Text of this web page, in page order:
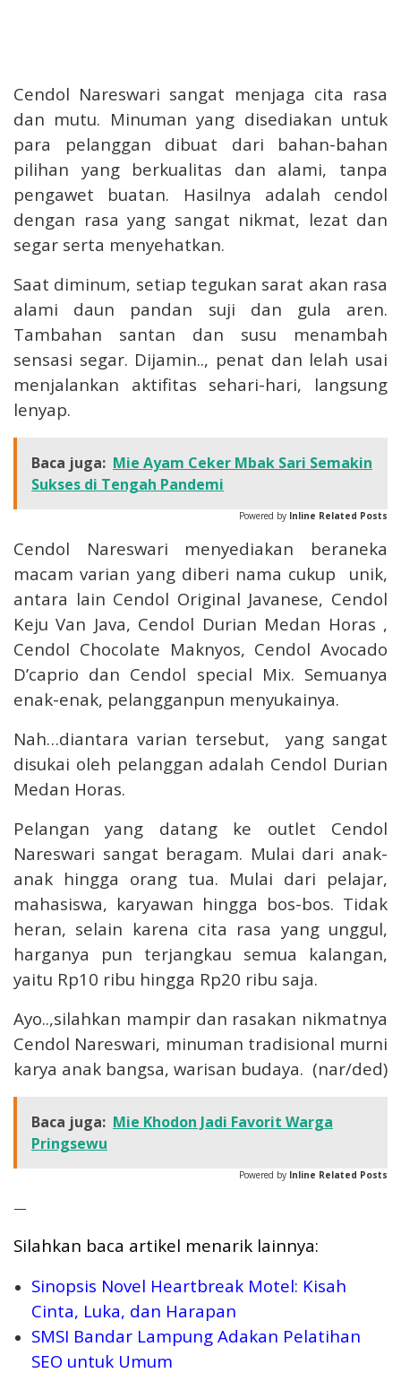
Cendol Nareswari sangat menjaga cita rasa
dan mutu. Minuman yang disediakan untuk
para pelanggan dibuat dari bahan-bahan
pilihan yang berkualitas dan alami, tanpa
pengawet buatan. Hasilnya adalah cendol
dengan rasa yang sangat nikmat, lezat dan
segar serta menyehatkan.
Saat diminum, setiap tegukan sarat akan rasa
alami daun pandan suji dan gula aren.
Tambahan santan dan susu menambah
sensasi segar. Dijamin.., penat dan lelah usai
menjalankan aktifitas sehari-hari, langsung
lenyap.
Baca juga: Mie Ayam Ceker Mbak Sari Semakin
Sukses di Tengah Pandemi
Powered by Inline Related Posts
Cendol Nareswari menyediakan beraneka
macam varian yang diberi nama cukup unik,
antara lain Cendol Original Javanese, Cendol
Keju Van Java, Cendol Durian Medan Horas ,
Cendol Chocolate Maknyos, Cendol Avocado
D’caprio dan Cendol special Mix. Semuanya
enak-enak, pelangganpun menyukainya.
Nah…diantara varian tersebut, yang sangat
disukai oleh pelanggan adalah Cendol Durian
Medan Horas.
Pelangan yang datang ke outlet Cendol
Nareswari sangat beragam. Mulai dari anak-
anak hingga orang tua. Mulai dari pelajar,
mahasiswa, karyawan hingga bos-bos. Tidak
heran, selain karena cita rasa yang unggul,
harganya pun terjangkau semua kalangan,
yaitu Rp10 ribu hingga Rp20 ribu saja.
Ayo..,silahkan mampir dan rasakan nikmatnya
Cendol Nareswari, minuman tradisional murni
karya anak bangsa, warisan budaya. (nar/ded)
Baca juga: Mie Khodon Jadi Favorit Warga
Pringsewu
Powered by Inline Related Posts
—
Silahkan baca artikel menarik lainnya:
Sinopsis Novel Heartbreak Motel: Kisah
Cinta, Luka, dan Harapan
SMSI Bandar Lampung Adakan Pelatihan
SEO untuk Umum